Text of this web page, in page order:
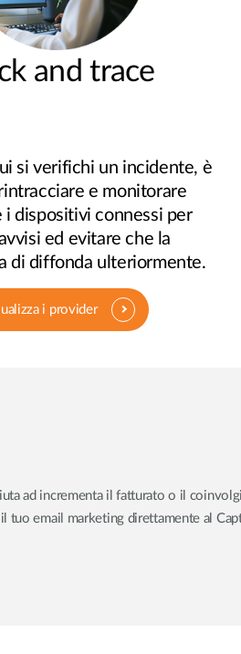
and trace
si verifichi un incidente, è
e monitorare
i dispositivi connessi per
ed evitare che la
di diffonda ulteriormente.
i provider
ad incrementa il fatturato o il
email marketing direttamente al